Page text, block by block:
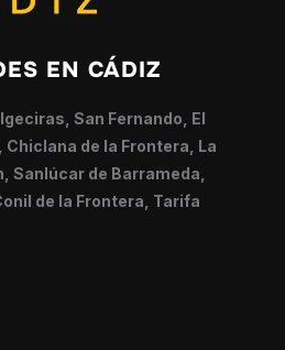
EN CÁDIZ
San Fernando, El
de la Frontera, La
Sanlúcar de Barrameda,
de la Frontera, Tarifa